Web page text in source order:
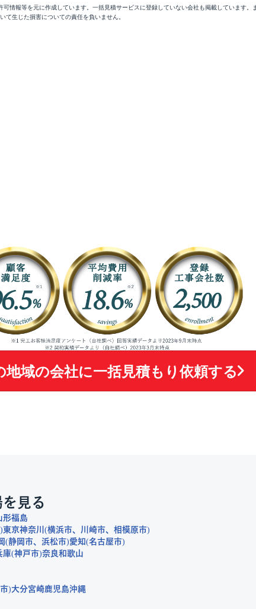
情報等を元に作成しています。一括見積サービスに登録していない会社も掲載しています。
生じた損害についての責任を負いません。
地域の会社に一括見積もり依頼する
見る
形福島
東京神奈川 横浜市 川崎市
相模原市
静岡市 浜松市 愛知 名古屋市
庫 神戸市 奈良和歌山
大分宮崎鹿児島沖縄